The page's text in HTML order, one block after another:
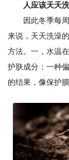
人应该天天
因此冬季每周
来说，天天洗澡
方法。一，水温
护肤成分：一种
的结果，像保护